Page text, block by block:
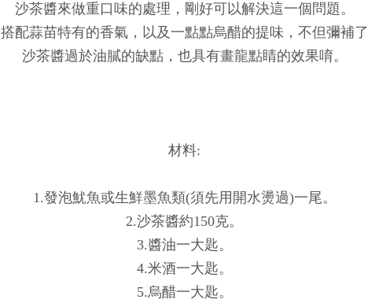
沙茶醬來做重口味的處理，剛好可以解決這一個問題。
搭配蒜苗特有的香氣，以及一點點烏醋的提味，不但彌補了
沙茶醬過於油膩的缺點，也具有畫龍點睛的效果唷。
材料:
1.發泡魷魚或生鮮墨魚類(須先用開水燙過)一尾。
2.沙茶醬約150克。
3.醬油一大匙。
4.米酒一大匙。
5.烏醋一大匙。